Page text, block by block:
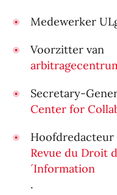
Medewerker
Voorzitter van
Secretary-
Center for
Revue du Droit
´Information
.